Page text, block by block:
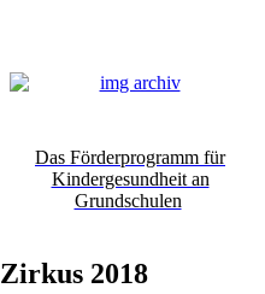
Das Förderprogramm für
Kindergesundheit an
Grundschulen
Zirkus 2018